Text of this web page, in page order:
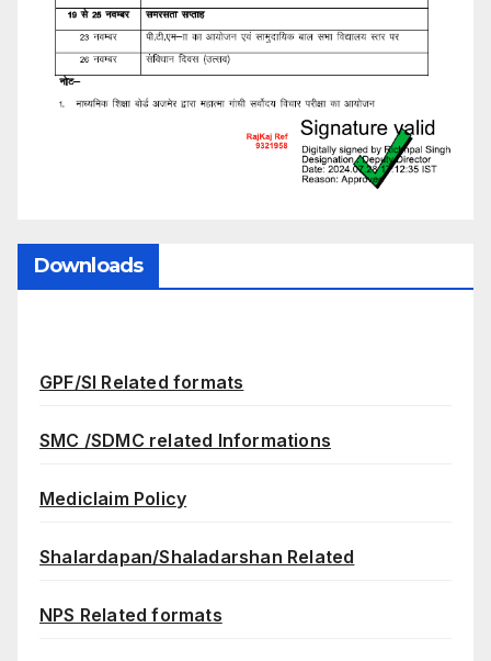
Downloads
GPF/SI Related formats
SMC /SDMC related Informations
Mediclaim Policy
Shalardapan/Shaladarshan Related
NPS Related formats